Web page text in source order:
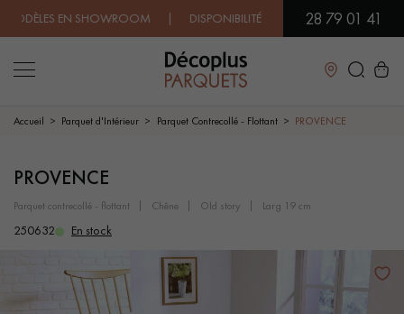
EN SHOWROOM | DISPONIBILITÉ IMMÉDIATE | EXPÉDITION
28 79 01 41
Fermer
LES RECHERCHES LES PLUS COURANTES
PARQUET MASSIF
SOL PLAQUÉ BOIS VERITABLES
TRADITIONNELS
Accueil Parquet d'Intérieur Parquet Contrecollé - Flottant PROVENCE
PROVENCE
parquet contrecollé - flottant chêne old story larg 19 cm
250632 En stock